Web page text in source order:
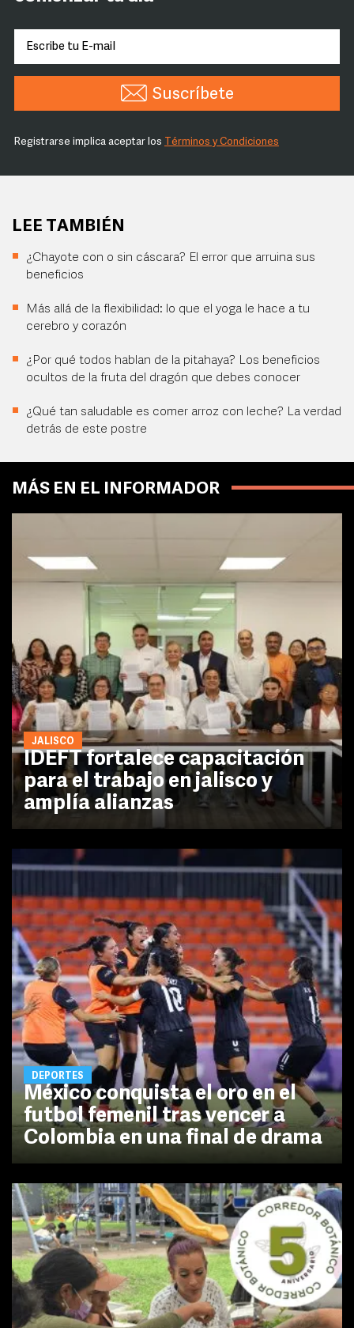
Suscríbete
Registrarse implica aceptar los Términos y Condiciones
LEE TAMBIÉN
¿Chayote con o sin cáscara? El error que arruina sus
beneficios
Más allá de la flexibilidad: lo que el yoga le hace a tu
cerebro y corazón
¿Por qué todos hablan de la pitahaya? Los beneficios
ocultos de la fruta del dragón que debes conocer
¿Qué tan saludable es comer arroz con leche? La verdad
detrás de este postre
MÁS EN EL INFORMADOR
JALISCO
IDEFT fortalece capacitación
para el trabajo en jalisco y
amplía alianzas
DEPORTES
México conquista el oro en el
futbol femenil tras vencer a
Colombia en una final de drama